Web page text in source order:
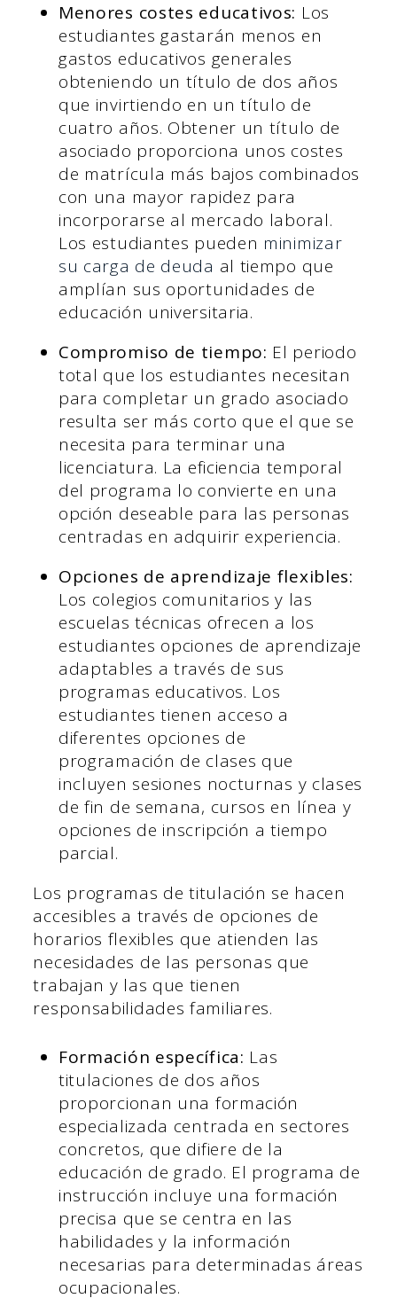
Menores costes educativos: Los
estudiantes gastarán menos en
gastos educativos generales
obteniendo un título de dos años
que invirtiendo en un título de
cuatro años. Obtener un título de
asociado proporciona unos costes
de matrícula más bajos combinados
con una mayor rapidez para
incorporarse al mercado laboral.
Los estudiantes pueden minimizar
su carga de deuda al tiempo que
amplían sus oportunidades de
educación universitaria.
Compromiso de tiempo: El periodo
total que los estudiantes necesitan
para completar un grado asociado
resulta ser más corto que el que se
necesita para terminar una
licenciatura. La eficiencia temporal
del programa lo convierte en una
opción deseable para las personas
centradas en adquirir experiencia.
Opciones de aprendizaje flexibles:
Los colegios comunitarios y las
escuelas técnicas ofrecen a los
estudiantes opciones de aprendizaje
adaptables a través de sus
programas educativos. Los
estudiantes tienen acceso a
diferentes opciones de
programación de clases que
incluyen sesiones nocturnas y clases
de fin de semana, cursos en línea y
opciones de inscripción a tiempo
parcial.
Los programas de titulación se hacen
accesibles a través de opciones de
horarios flexibles que atienden las
necesidades de las personas que
trabajan y las que tienen
responsabilidades familiares.
Formación específica: Las
titulaciones de dos años
proporcionan una formación
especializada centrada en sectores
concretos, que difiere de la
educación de grado. El programa de
instrucción incluye una formación
precisa que se centra en las
habilidades y la información
necesarias para determinadas áreas
ocupacionales.